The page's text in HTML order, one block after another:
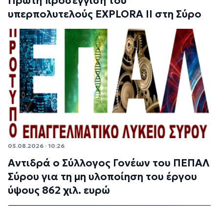
υπερπολυτελούς EXPLORA II στη Σύρο
05.08.2026 · 10:26
Αντιδρά ο Σύλλογος Γονέων του ΠΕΠΑΛ
Σύρου για τη μη υλοποίηση του έργου
ύψους 862 χιλ. ευρώ